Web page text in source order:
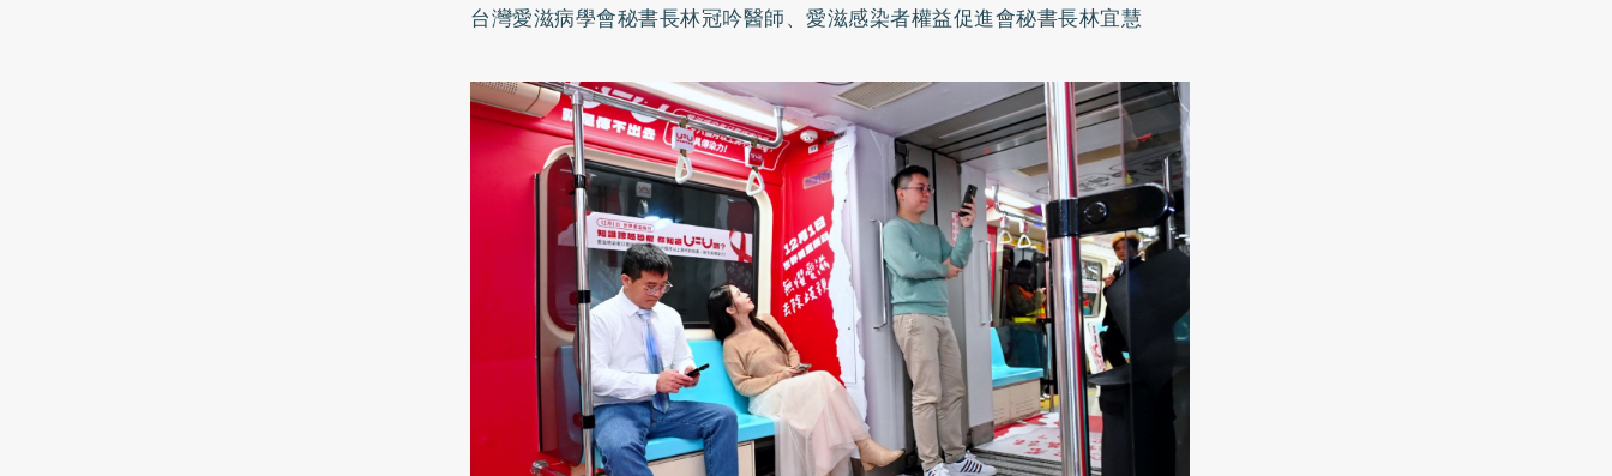
台灣愛滋病學會秘書長林冠吟醫師、愛滋感染者權益促進會秘書長林宜慧